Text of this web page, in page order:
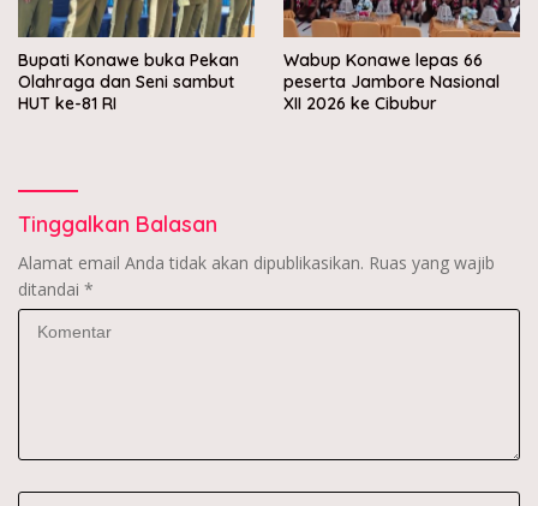
Bupati Konawe buka Pekan
Olahraga dan Seni sambut
HUT ke-81 RI
Wabup Konawe lepas 66
peserta Jambore Nasional
XII 2026 ke Cibubur
Tinggalkan Balasan
Alamat email Anda tidak akan dipublikasikan. Ruas yang wajib
ditandai *